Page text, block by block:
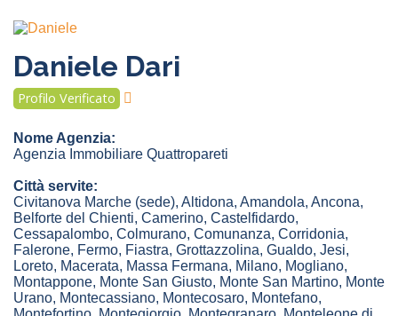
Daniele Dari
Profilo Verificato
Nome Agenzia:
Agenzia Immobiliare Quattropareti
Città servite:
Civitanova Marche (sede), Altidona, Amandola, Ancona,
Belforte del Chienti, Camerino, Castelfidardo,
Cessapalombo, Colmurano, Comunanza, Corridonia,
Falerone, Fermo, Fiastra, Grottazzolina, Gualdo, Jesi,
Loreto, Macerata, Massa Fermana, Milano, Mogliano,
Montappone, Monte San Giusto, Monte San Martino, Monte
Urano, Montecassiano, Montecosaro, Montefano,